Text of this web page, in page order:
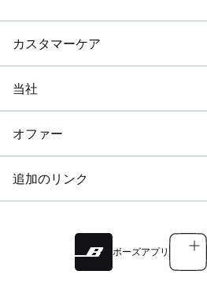
カスタマーケア
当社
オファー
追加のリンク
ボーズアプリ